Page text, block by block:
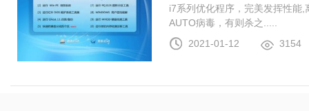
i7系列优化程序，完美发挥性能
AUTO病毒，有则杀之.....
2021-01-12
3154